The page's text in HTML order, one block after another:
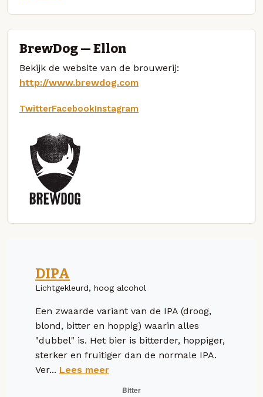
BrewDog — Ellon
Bekijk de website van de brouwerij:
http://www.brewdog.com
TwitterFacebookInstagram
DIPA
Lichtgekleurd, hoog alcohol
Een zwaarde variant van de IPA (droog,
blond, bitter en hoppig) waarin alles
"dubbel" is. Het bier is bitterder, hoppiger,
sterker en fruitiger dan de normale IPA.
Ver... Lees meer